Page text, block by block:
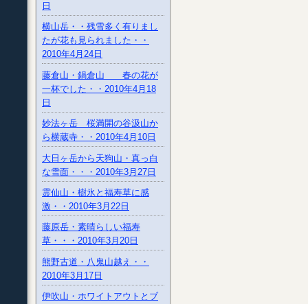
日
横山岳・・残雪多く有りまし
たが花も見られました・・
2010年4月24日
藤倉山・鍋倉山 春の花が
一杯でした・・2010年4月18
日
妙法ヶ岳 桜満開の谷汲山か
ら横蔵寺・・2010年4月10日
大日ヶ岳から天狗山・真っ白
な雪面・・・2010年3月27日
霊仙山・樹氷と福寿草に感
激・・2010年3月22日
藤原岳・素晴らしい福寿
草・・・2010年3月20日
熊野古道・八鬼山越え・・
2010年3月17日
伊吹山・ホワイトアウトとブ